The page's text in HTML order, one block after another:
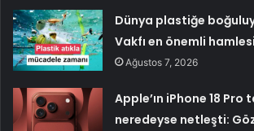
Dünya plastiğe
Vakfı en önemli
Ağustos 7, 2026
Apple’ın iPhone 18 Pro
neredeyse netleşti: